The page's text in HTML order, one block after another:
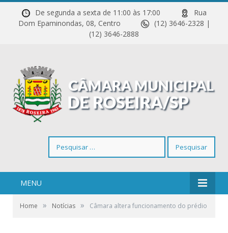
De segunda a sexta de 11:00 às 17:00
Rua
Dom Epaminondas, 08, Centro
(12) 3646-2328 |
(12) 3646-2888
por:
MENU
Home » Notícias » Câmara altera funcionamento do prédio